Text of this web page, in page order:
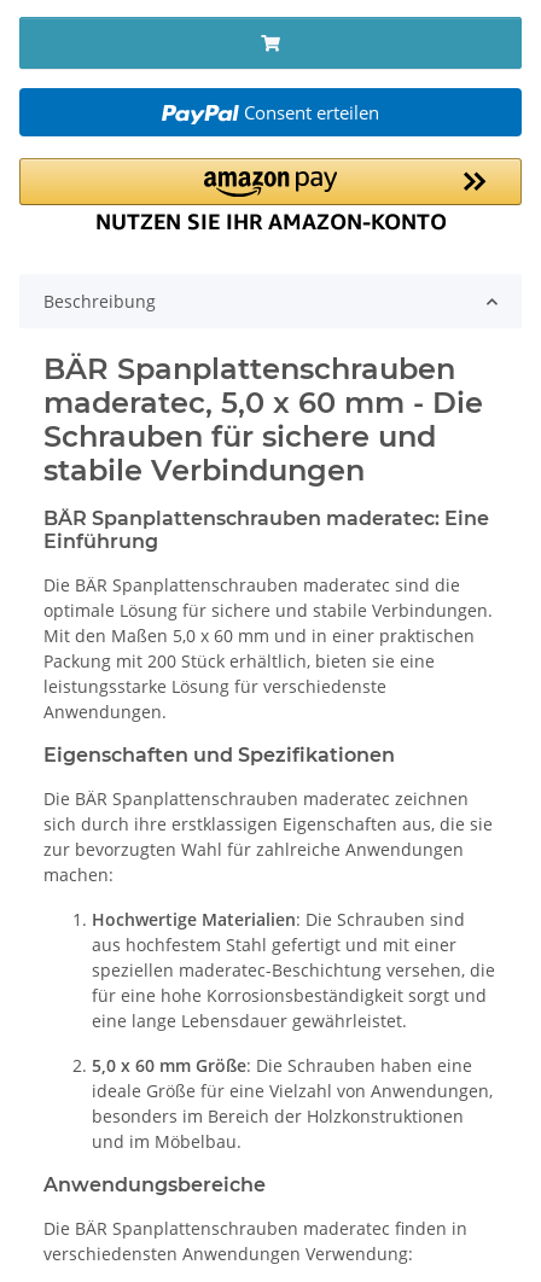
Consent erteilen
Beschreibung
BÄR Spanplattenschrauben
maderatec, 5,0 x 60 mm - Die
Schrauben für sichere und
stabile Verbindungen
BÄR Spanplattenschrauben maderatec: Eine
Einführung
Die BÄR Spanplattenschrauben maderatec sind die
optimale Lösung für sichere und stabile Verbindungen.
Mit den Maßen 5,0 x 60 mm und in einer praktischen
Packung mit 200 Stück erhältlich, bieten sie eine
leistungsstarke Lösung für verschiedenste
Anwendungen.
Eigenschaften und Spezifikationen
Die BÄR Spanplattenschrauben maderatec zeichnen
sich durch ihre erstklassigen Eigenschaften aus, die sie
zur bevorzugten Wahl für zahlreiche Anwendungen
machen:
Hochwertige Materialien: Die Schrauben sind
aus hochfestem Stahl gefertigt und mit einer
speziellen maderatec-Beschichtung versehen, die
für eine hohe Korrosionsbeständigkeit sorgt und
eine lange Lebensdauer gewährleistet.
5,0 x 60 mm Größe: Die Schrauben haben eine
ideale Größe für eine Vielzahl von Anwendungen,
besonders im Bereich der Holzkonstruktionen
und im Möbelbau.
Anwendungsbereiche
Die BÄR Spanplattenschrauben maderatec finden in
verschiedensten Anwendungen Verwendung: